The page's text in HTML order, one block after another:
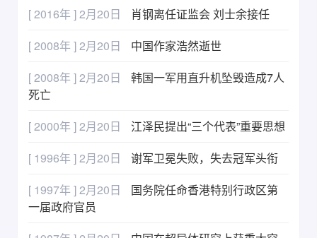
[ 2016年 ] 2月20日
肖钢离任证监会 刘士余接任
[ 2008年 ] 2月20日
中国作家浩然逝世
[ 2008年 ] 2月20日
韩国一军用直升机坠毁造成7人
死亡
[ 2000年 ] 2月20日
江泽民提出“三个代表”重要思想
[ 1996年 ] 2月20日
谢军卫冕失败，失去冠军头衔
[ 1997年 ] 2月20日
国务院任命香港特别行政区第
一届政府官员